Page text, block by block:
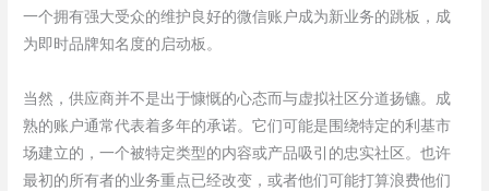
一个拥有强大受众的维护良好的微信账户成为新业务的跳板，成
为即时品牌知名度的启动板。
当然，供应商并不是出于慷慨的心态而与虚拟社区分道扬镳。成
熟的账户通常代表着多年的承诺。它们可能是围绕特定的利基市
场建立的，一个被特定类型的内容或产品吸引的忠实社区。也许
最初的所有者的业务重点已经改变，或者他们可能打算浪费他们